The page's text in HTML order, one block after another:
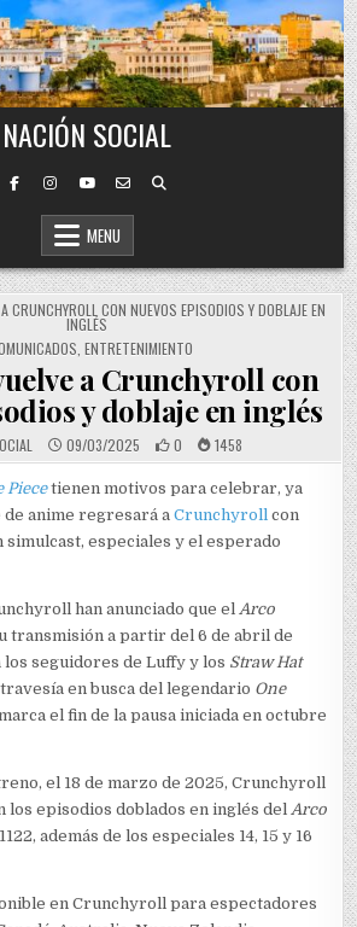
NACIÓN SOCIAL
MENU
CRUNCHYROLL CON NUEVOS EPISODIOS Y DOBLAJE EN
INGLÉS
IN
ENTRETENIMIENTO
a Crunchyroll con
y doblaje en inglés
09/03/2025 0 1458
Piecetienen motivos para celebrar, ya
anime regresará aCrunchyroll con
simulcast, especiales y el esperado
han anunciado que elArco
transmisión a partir del 6 de abril de
seguidores de Luffy y los Straw Hat
en busca del legendario One
el fin de la pausa iniciada en octubre
el 18 de marzo de 2025, Crunchyroll
los episodios doblados en inglés delArco
además de los especiales 14, 15 y 16
en Crunchyroll para espectadores